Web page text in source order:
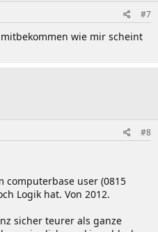
#7
wie mir scheint
#8
computerbase user (0815
Logik hat. Von 2012.
sicher teurer als ganze